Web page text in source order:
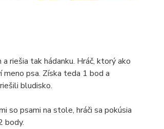
riešia tak hádanku. Hráč, ktorý ako
psa. Získa teda 1 bod a
bludisko.
so psami na stole, hráči sa pokúsia
body.